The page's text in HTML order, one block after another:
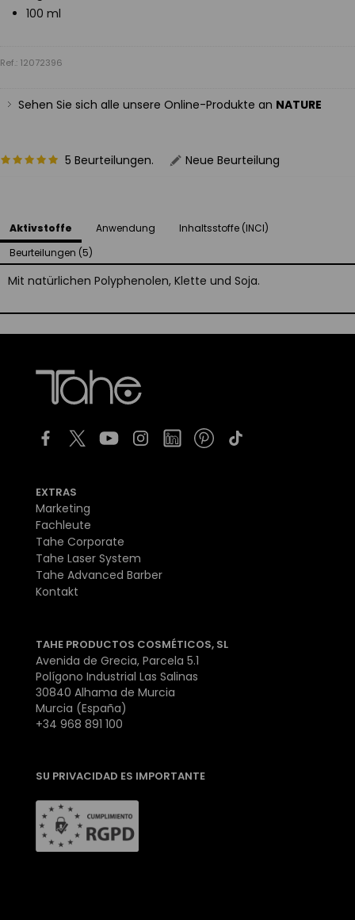
100 ml
Ref.: 12072396
Sehen Sie sich alle unsere Online-Produkte an NATURE
5 Beurteilungen. Neue Beurteilung
Aktivstoffe Anwendung
Inhaltsstoffe (INCI)
Beurteilungen (5)
Mit natürlichen Polyphenolen, Klette und Soja.
EXTRAS
Marketing
Fachleute
Tahe Corporate
Tahe Laser System
Tahe Advanced Barber
Kontakt
TAHE PRODUCTOS COSMÉTICOS, SL
Avenida de Grecia, Parcela 5.1
Polígono Industrial Las Salinas
30840 Alhama de Murcia
Murcia (España)
+34 968 891 100
SU PRIVACIDAD ES IMPORTANTE